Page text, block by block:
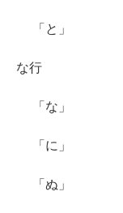
「と」
な行
「な」
「に」
「ぬ」